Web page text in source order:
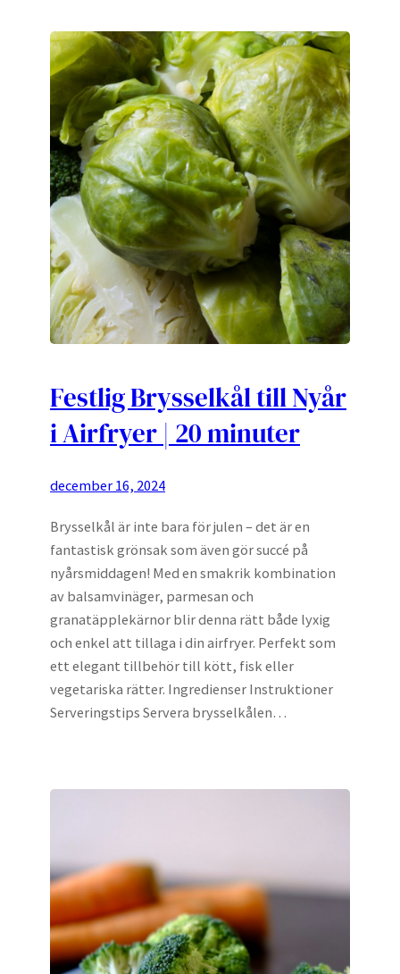
Festlig Brysselkål till Nyår
i Airfryer | 20 minuter
december 16, 2024
Brysselkål är inte bara för julen – det är en
fantastisk grönsak som även gör succé på
nyårsmiddagen! Med en smakrik kombination
av balsamvinäger, parmesan och
granatäpplekärnor blir denna rätt både lyxig
och enkel att tillaga i din airfryer. Perfekt som
ett elegant tillbehör till kött, fisk eller
vegetariska rätter. Ingredienser Instruktioner
Serveringstips Servera brysselkålen…